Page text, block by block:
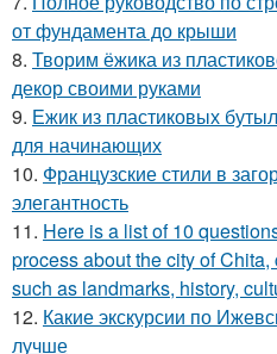
от фундамента до крыши
8. Творим ёжика из
декор своими руками
9. Ежик из пластиковых
для начинающих
10. Французские стили в
элегантность
11. Here is a list of 10
process about the city of
such as landmarks, history,
12. Какие экскурсии по
лучше